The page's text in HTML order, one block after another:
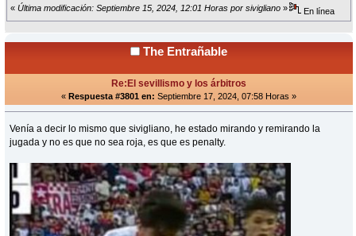
« Última modificación: Septiembre 15, 2024, 12:01 Horas por sivigliano » En línea
The Entrañable
Re:El sevillismo y los árbitros
« Respuesta #3801 en: Septiembre 17, 2024, 07:58 Horas »
Venía a decir lo mismo que sivigliano, he estado mirando y remirando la
jugada y no es que no sea roja, es que es penalty.